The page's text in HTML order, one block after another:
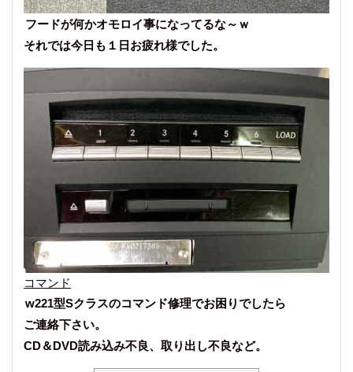
フードが何かオモロイ事になってるな～ｗ
それでは今日も１日お疲れ様でした。
コマンド
w221型Sクラスのコマンド修理でお困りでしたら
ご連絡下さい。
CD＆DVD読み込み不良、取り出し不良など。